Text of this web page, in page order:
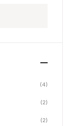
(4)
(2)
(2)